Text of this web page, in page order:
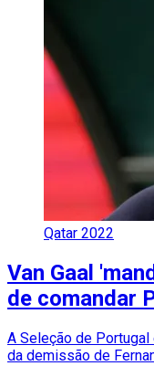
Qatar 2022
Van Gaal
de comandar
A Seleção de
da demissão de